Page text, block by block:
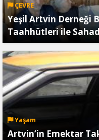
ÇEVRE
Yeşil Artvin Derneği
Taahhütleri ile
Yaşam
Artvin’in Emektar